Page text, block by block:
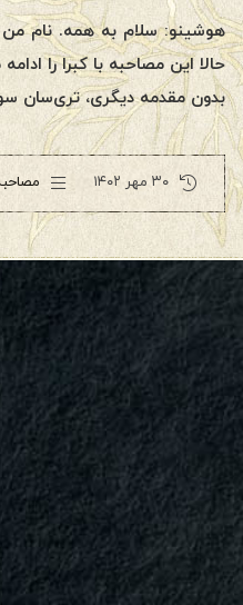
حالا این مصاحبه با کبرا را
بدون مقدمه دیگری، تری‌سان سوالاتش را آغاز
۳۰ مهر ۱۴۰۲